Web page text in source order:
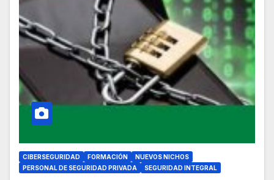
CIBERSEGURIDAD FORMACIÓN
NUEVOS NICHOS
PERSONAL DE SEGURIDAD PRIVADA
SEGURIDAD INTEGRAL